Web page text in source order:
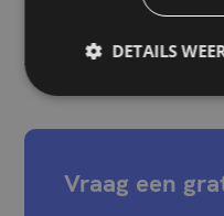
bekijk onze gids.
Vraag een
DETAILS